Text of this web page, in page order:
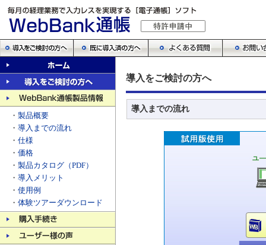
・ 製品概要
・ 導入までの流れ
・ 仕様
・ 価格
・ 製品カタログ（PDF）
・ 導入メリット
・ 使用例
・ 体験ツアーダウンロード
導入をご検討の方へ
導入までの流れ